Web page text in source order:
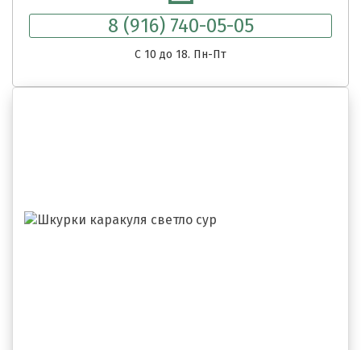
8 (916) 740-05-05
C 10 до 18. Пн-Пт